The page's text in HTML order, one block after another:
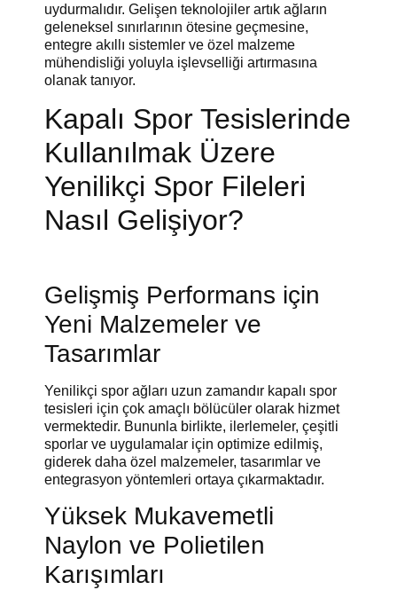
uydurmalıdır. Gelişen teknolojiler artık ağların
geleneksel sınırlarının ötesine geçmesine,
entegre akıllı sistemler ve özel malzeme
mühendisliği yoluyla işlevselliği artırmasına
olanak tanıyor.
Kapalı Spor Tesislerinde
Kullanılmak Üzere
Yenilikçi Spor Fileleri
Nasıl Gelişiyor?
Gelişmiş Performans için
Yeni Malzemeler ve
Tasarımlar
Yenilikçi spor ağları uzun zamandır kapalı spor
tesisleri için çok amaçlı bölücüler olarak hizmet
vermektedir. Bununla birlikte, ilerlemeler, çeşitli
sporlar ve uygulamalar için optimize edilmiş,
giderek daha özel malzemeler, tasarımlar ve
entegrasyon yöntemleri ortaya çıkarmaktadır.
Yüksek Mukavemetli
Naylon ve Polietilen
Karışımları